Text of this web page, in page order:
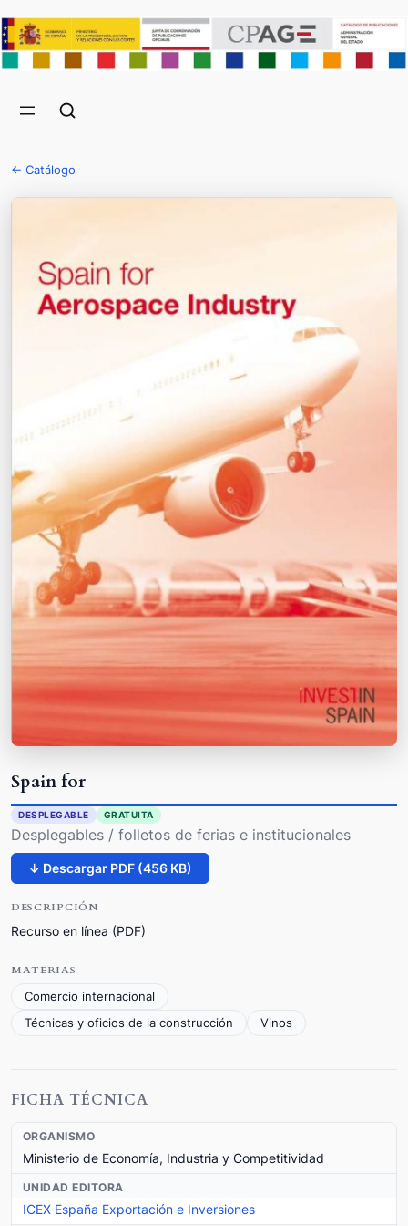
← Catálogo
Spain for
DESPLEGABLE GRATUITA
Desplegables / folletos de ferias e institucionales
↓ Descargar PDF (456 KB)
DESCRIPCIÓN
Recurso en línea (PDF)
MATERIAS
Comercio internacional
Técnicas y oficios de la construcción
Vinos
FICHA TÉCNICA
ORGANISMO
Ministerio de Economía, Industria y Competitividad
UNIDAD EDITORA
ICEX España Exportación e Inversiones